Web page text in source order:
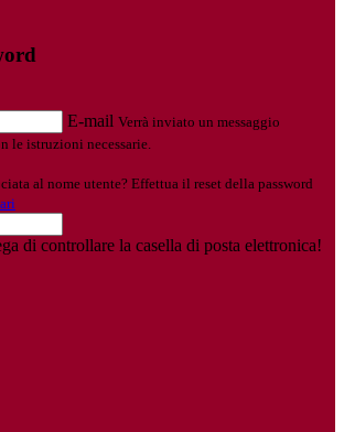
E-mail Verrà inviato un messaggio
le istruzioni necessarie.
al nome utente? Effettua il reset della password
di controllare la casella di posta elettronica!